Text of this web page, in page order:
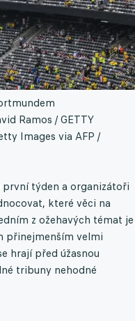
Ramos / GETTY
Images via AFP /
týden a organizátoři
které věci na
z ožehavých témat je
přinejmenším velmi
hrají před úžasnou
tribuny nehodné